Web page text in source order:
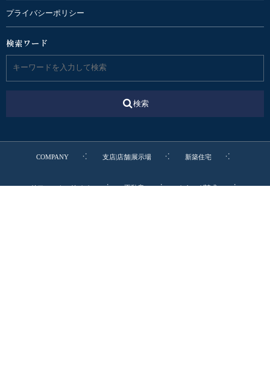
プライバシーポリシー
検索ワード
検索
COMPANY 支店|店舗|展示場 新築住宅
リフォーム・リノベ 不動産 カタログ請求